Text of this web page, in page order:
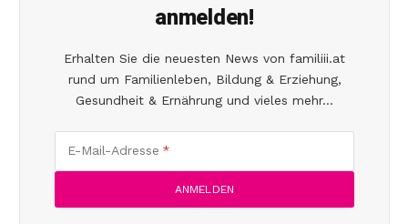
anmelden!
Erhalten Sie die neuesten News von familiii.at
rund um Familienleben, Bildung & Erziehung,
Gesundheit & Ernährung und vieles mehr...
E-Mail-Adresse